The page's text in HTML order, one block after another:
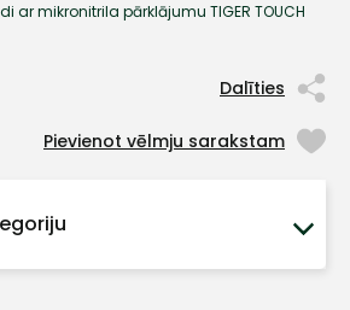
ar mikronitrila pārklājumu TIGER TOUCH
Dalīties
Pievienot vēlmju sarakstam